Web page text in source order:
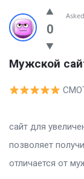
0
Мужской
Я
сайт для
позволяет
отличается от